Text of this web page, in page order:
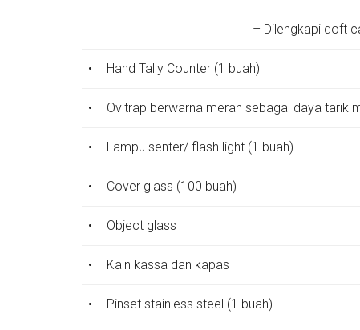
– Dilengkapi doft
• Hand Tally Counter (1 buah)
• Ovitrap berwarna merah sebagai daya tarik
• Lampu senter/ flash light (1 buah)
• Cover glass (100 buah)
• Object glass
• Kain kassa dan kapas
• Pinset stainless steel (1 buah)